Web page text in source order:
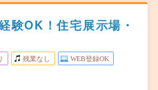
験OK！住宅展示場・
残業なし WEB登録OK